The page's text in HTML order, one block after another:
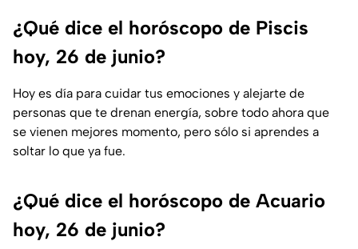
¿Qué dice el horóscopo de Piscis
hoy, 26 de junio?
Hoy es día para cuidar tus emociones y alejarte de
personas que te drenan energía, sobre todo ahora que
se vienen mejores momento, pero sólo si aprendes a
soltar lo que ya fue.
¿Qué dice el horóscopo de Acuario
hoy, 26 de junio?